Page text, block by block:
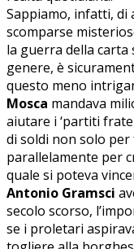
Sappiamo, infatti,
scomparse
la guerra della
genere, è
questo meno
Mosca mandava
aiutare i ‘partiti
di soldi non solo
parallelamente per
quale si poteva
Antonio Gramsci
secolo scorso,
se i proletari